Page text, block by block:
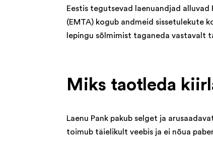
Eestis tegutsevad laenuandjad
(EMTA) kogub andmeid sissetulekute
lepingu sõlmimist taganeda vastavalt
Miks taotleda
Laenu Pank pakub selget ja
toimub täielikult veebis ja ei nõua